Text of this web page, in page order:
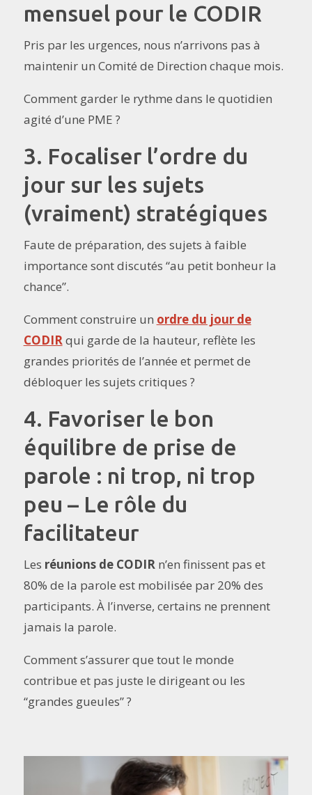
mensuel pour le CODIR
Pris par les urgences, nous n’arrivons pas à
maintenir un Comité de Direction chaque mois.
Comment garder le rythme dans le quotidien
agité d’une PME ?
3. Focaliser l’ordre du
jour sur les sujets
(vraiment) stratégiques
Faute de préparation, des sujets à faible
importance sont discutés “au petit bonheur la
chance”.
Comment construire un ordre du jour de
CODIRqui garde de la hauteur, reflète les
grandes priorités de l’année et permet de
débloquer les sujets critiques ?
4. Favoriser le bon
équilibre de prise de
parole : ni trop, ni trop
peu – Le rôle du
facilitateur
Les réunions de CODIRn’en finissent pas et
80% de la parole est mobilisée par 20% des
participants. À l’inverse, certains ne prennent
jamais la parole.
Comment s’assurer que tout le monde
contribue et pas juste le dirigeant ou les
“grandes gueules” ?